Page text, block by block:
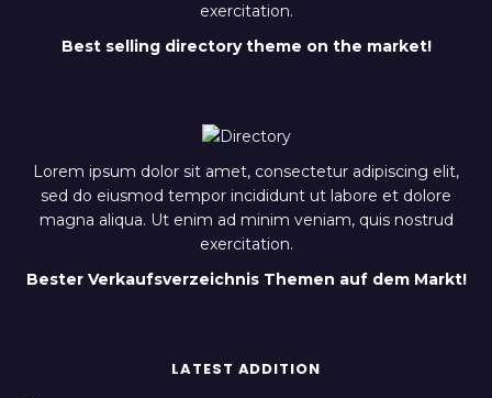
exercitation.
Best selling directory theme on the market!
Lorem ipsum dolor sit amet, consectetur adipiscing elit,
sed do eiusmod tempor incididunt ut labore et dolore
magna aliqua. Ut enim ad minim veniam, quis nostrud
exercitation.
Bester Verkaufsverzeichnis Themen auf dem Markt!
LATEST ADDITION